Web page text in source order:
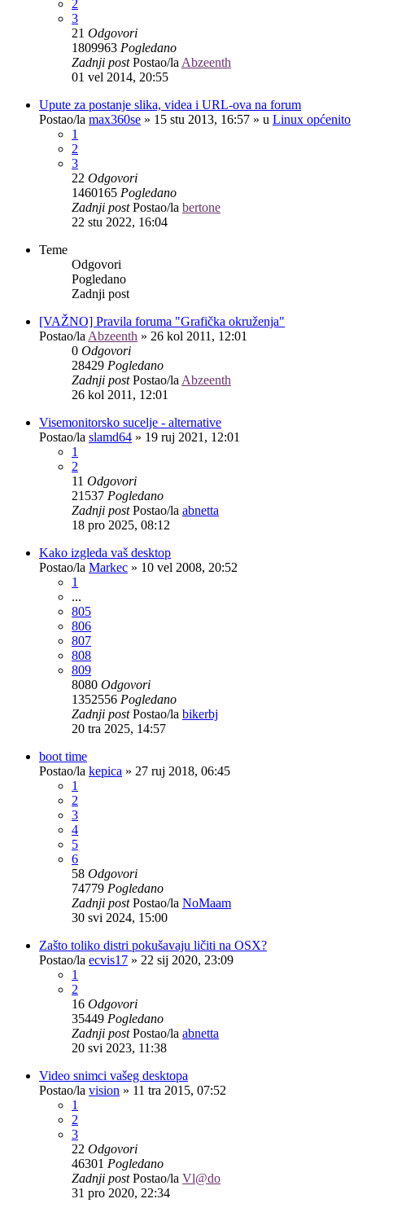
2
3
21 Odgovori
1809963 Pogledano
Zadnji postPostao/la Abzeenth
01 vel 2014, 20:55
Upute za postanje slika, videa i URL-ova na forum
Postao/la max360se » 15 stu 2013, 16:57 » u Linux općenito
1
2
3
22 Odgovori
1460165 Pogledano
Zadnji postPostao/la bertone
22 stu 2022, 16:04
Teme
Odgovori
Pogledano
Zadnji post
[VAŽNO] Pravila foruma "Grafička okruženja"
Postao/la Abzeenth » 26 kol 2011, 12:01
0 Odgovori
28429 Pogledano
Zadnji postPostao/la Abzeenth
26 kol 2011, 12:01
Visemonitorsko sucelje - alternative
Postao/la slamd64 » 19 ruj 2021, 12:01
1
2
11 Odgovori
21537 Pogledano
Zadnji postPostao/la abnetta
18 pro 2025, 08:12
Kako izgleda vaš desktop
Postao/la Markec » 10 vel 2008, 20:52
1
...
805
806
807
808
809
8080 Odgovori
1352556 Pogledano
Zadnji postPostao/la bikerbj
20 tra 2025, 14:57
boot time
Postao/la kepica » 27 ruj 2018, 06:45
1
2
3
4
5
6
58 Odgovori
74779 Pogledano
Zadnji postPostao/la NoMaam
30 svi 2024, 15:00
Zašto toliko distri pokušavaju ličiti na OSX?
Postao/la ecvis17 » 22 sij 2020, 23:09
1
2
16 Odgovori
35449 Pogledano
Zadnji postPostao/la abnetta
20 svi 2023, 11:38
Video snimci vašeg desktopa
Postao/la vision » 11 tra 2015, 07:52
1
2
3
22 Odgovori
46301 Pogledano
Zadnji postPostao/la Vl@do
31 pro 2020, 22:34